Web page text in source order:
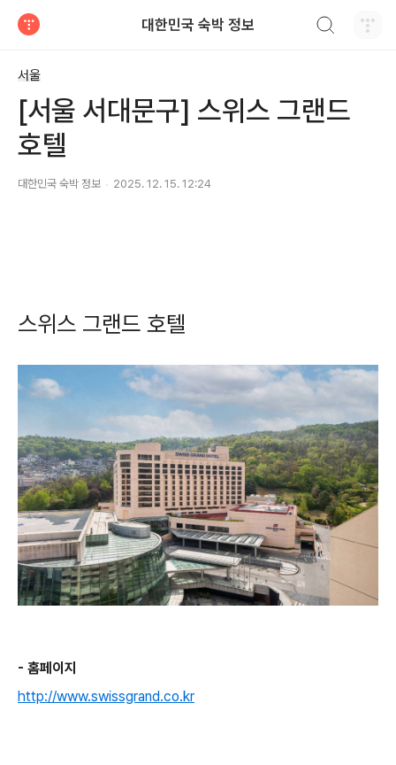
대한민국 숙박 정보
서울
[서울 서대문구] 스위스 그랜드
호텔
대한민국 숙박 정보 2025. 12. 15. 12:24
스위스 그랜드 호텔
- 홈페이지
http://www.swissgrand.co.kr